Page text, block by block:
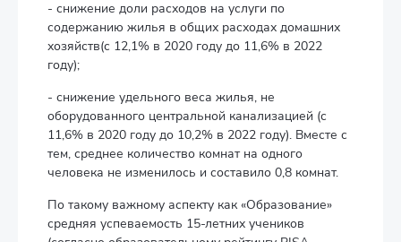
- снижение доли расходов на услуги по
содержанию жилья в общих расходах домашних
хозяйств(с 12,1% в 2020 году до 11,6% в 2022
году);
- снижение удельного веса жилья, не
оборудованного центральной канализацией (с
11,6% в 2020 году до 10,2% в 2022 году). Вместе с
тем, среднее количество комнат на одного
человека не изменилось и составило 0,8 комнат.
По такому важному аспекту как «Образование»
средняя успеваемость 15-летних учеников